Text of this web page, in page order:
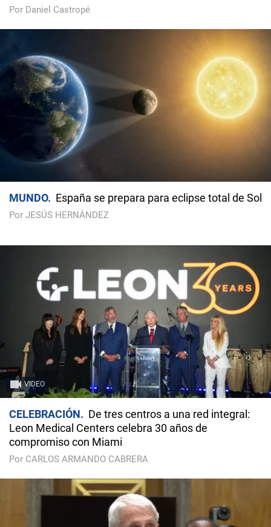
Por Daniel Castropé
MUNDO España se prepara para eclipse total de Sol
Por JESÚS HERNÁNDEZ
VIDEO
CELEBRACIÓN
De tres centros a una red integral:
Leon Medical Centers celebra 30 años de
compromiso con Miami
Por CARLOS ARMANDO CABRERA